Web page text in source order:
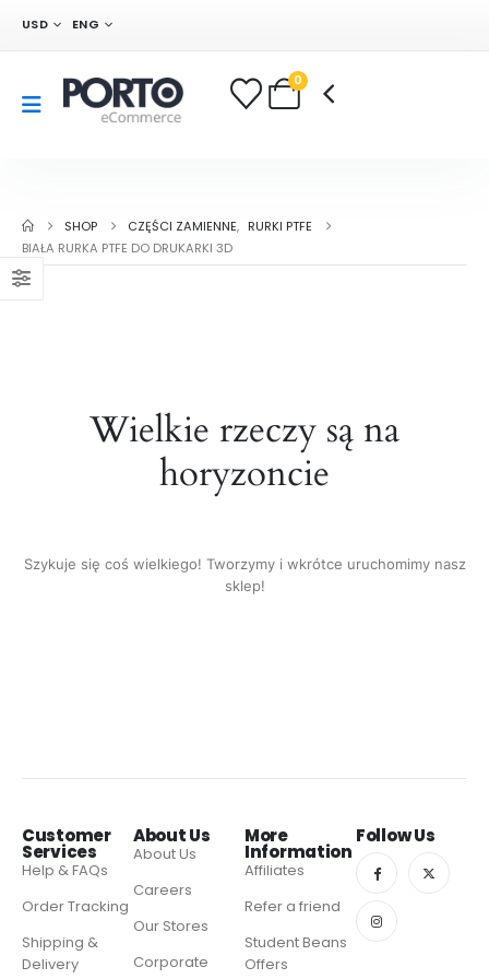
USD ENG
0
SHOP CZĘŚCI ZAMIENNE, RURKI PTFE
BIAŁA RURKA PTFE DO DRUKARKI 3D
Wielkie rzeczy są na
horyzoncie
Szykuje się coś wielkiego! Tworzymy i wkrótce uruchomimy nasz
sklep!
Customer
Services
Help & FAQs
Order Tracking
Shipping &
Delivery
About Us
About Us
Careers
Our Stores
Corporate
More
Information
Affiliates
Refer a friend
Student Beans
Offers
Follow Us